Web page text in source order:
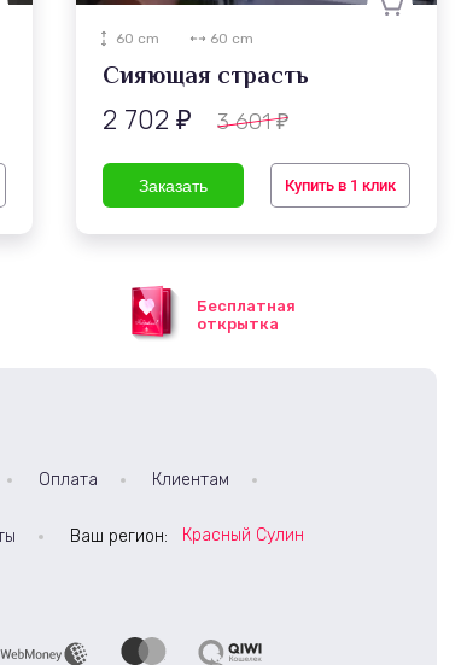
60 cm 60 cm
Сияющая страсть
2 702 ₽ 3 601₽
Купить в 1 клик
Бесплатная
открытка
Оплата Клиентам
Ваш регион: Красный Сулин